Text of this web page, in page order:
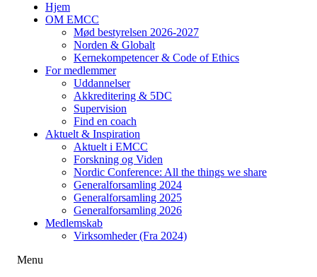
Hjem
OM EMCC
Mød bestyrelsen 2026-2027
Norden & Globalt
Kernekompetencer & Code of Ethics
For medlemmer
Uddannelser
Akkreditering & 5DC
Supervision
Find en coach
Aktuelt & Inspiration
Aktuelt i EMCC
Forskning og Viden
Nordic Conference: All the things we share
Generalforsamling 2024
Generalforsamling 2025
Generalforsamling 2026
Medlemskab
Virksomheder (Fra 2024)
Menu